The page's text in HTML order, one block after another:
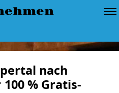
nach
% Gratis-